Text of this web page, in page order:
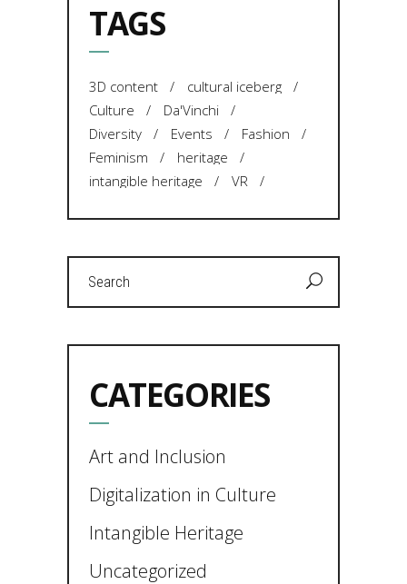
TAGS
3D content
cultural iceberg
Culture
Da'Vinchi
Diversity
Events
Fashion
Feminism
heritage
intangible heritage
VR
CATEGORIES
Art and Inclusion
Digitalization in Culture
Intangible Heritage
Uncategorized